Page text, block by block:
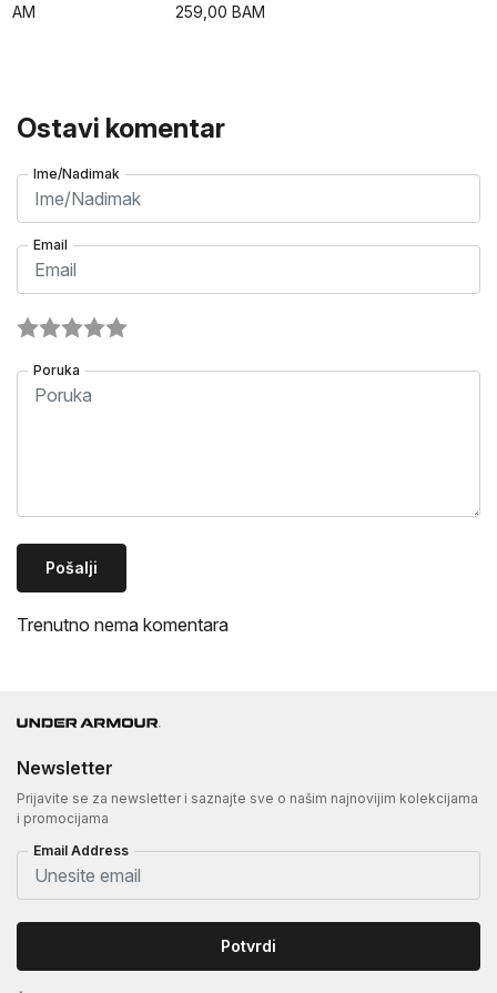
BAM 259,00 BAM
Ostavi komentar
Ime/Nadimak
Email
Poruka
Pošalji
Trenutno nema komentara
Newsletter
Prijavite se za newsletter i saznajte sve o našim najnovijim kolekcijama
i promocijama
Email Address
Potvrdi